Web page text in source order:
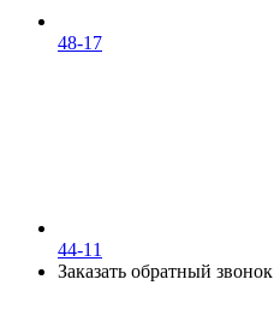
48-17
44-11
Заказать обратный звонок